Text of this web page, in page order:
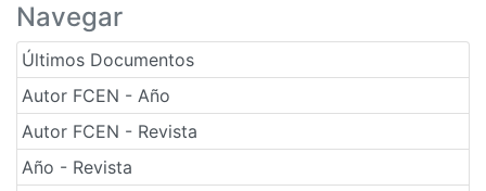
Navegar
Últimos Documentos
Autor FCEN - Año
Autor FCEN - Revista
Año - Revista